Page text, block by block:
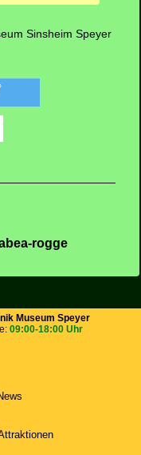
Sinsheim Speyer
rogge
Museum Speyer
09:00-18:00 Uhr